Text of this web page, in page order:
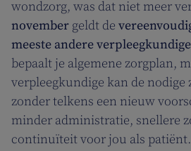
wondzorg, was dat niet meer
november geldt de
meeste andere
bepaalt je algemene zorgplan,
verpleegkundige kan de nodige
zonder telkens een nieuw
minder administratie, snellere
continuïteit voor jou als patiënt.